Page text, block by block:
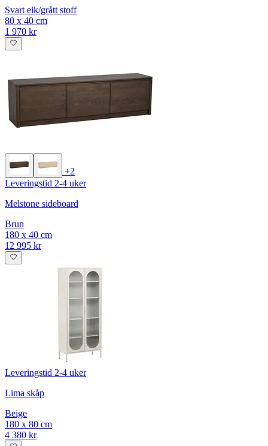
Svart eik/grått stoff
80 x 40 cm
1 970 kr
+2
Leveringstid 2-4 uker
Melstone sideboard
Brun
180 x 40 cm
12 995 kr
Leveringstid 2-4 uker
Lima skåp
Beige
180 x 80 cm
4 380 kr